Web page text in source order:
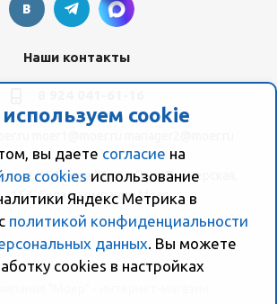
cookie
вы даете согласие на
cookies использование
Яндекс Метрика в
политикой конфиденциальности
данных. Вы можете
сookies в настройках
Наши контакты
154 (база "Космо") ул. Пионерская,
154, Склад компании Моер
"Моер" - интернет-магазин